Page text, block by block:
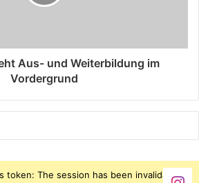
Aus- und Weiterbildung im
Vordergrund
token: The session has been invalidated